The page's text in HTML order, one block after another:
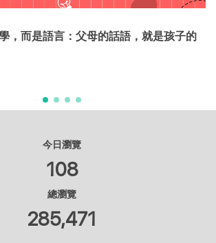
四個步驟教孩子遠離霸凌，自信一輩子
今日瀏覽
108
總瀏覽
285,471